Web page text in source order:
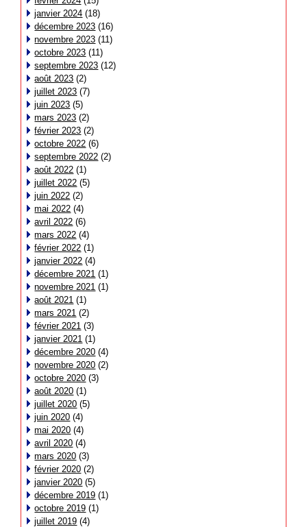
janvier 2024 (18)
décembre 2023 (16)
novembre 2023 (11)
octobre 2023 (11)
septembre 2023 (12)
août 2023 (2)
juillet 2023 (7)
juin 2023 (5)
mars 2023 (2)
février 2023 (2)
octobre 2022 (6)
septembre 2022 (2)
août 2022 (1)
juillet 2022 (5)
juin 2022 (2)
mai 2022 (4)
avril 2022 (6)
mars 2022 (4)
février 2022 (1)
janvier 2022 (4)
décembre 2021 (1)
novembre 2021 (1)
août 2021 (1)
mars 2021 (2)
février 2021 (3)
janvier 2021 (1)
décembre 2020 (4)
novembre 2020 (2)
octobre 2020 (3)
août 2020 (1)
juillet 2020 (5)
juin 2020 (4)
mai 2020 (4)
avril 2020 (4)
mars 2020 (3)
février 2020 (2)
janvier 2020 (5)
décembre 2019 (1)
octobre 2019 (1)
juillet 2019 (4)